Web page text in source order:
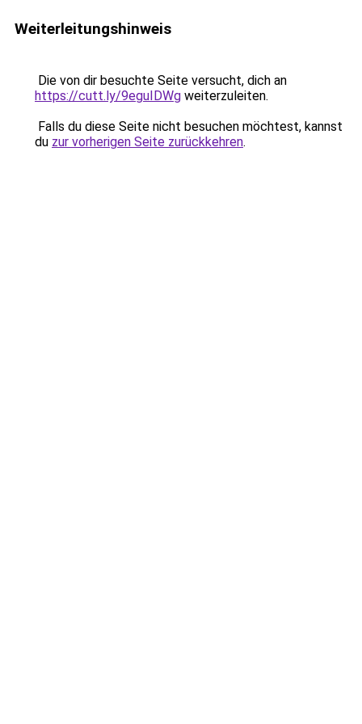
Weiterleitungshinweis
Die von dir besuchte Seite versucht, dich an
https://cutt.ly/9eguIDWg weiterzuleiten.
Falls du diese Seite nicht besuchen möchtest, kannst
du zur vorherigen Seite zurückkehren.